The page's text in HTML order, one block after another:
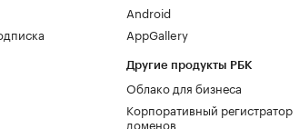
Android
AppGallery
Другие продукты РБК
Облако для бизнеса
Корпоративный регистратор
доменов